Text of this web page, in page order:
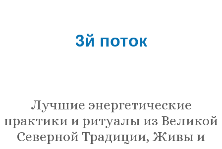
3й поток
Лучшие энергетические
практики и ритуалы из Великой
Северной Традиции, Живы и